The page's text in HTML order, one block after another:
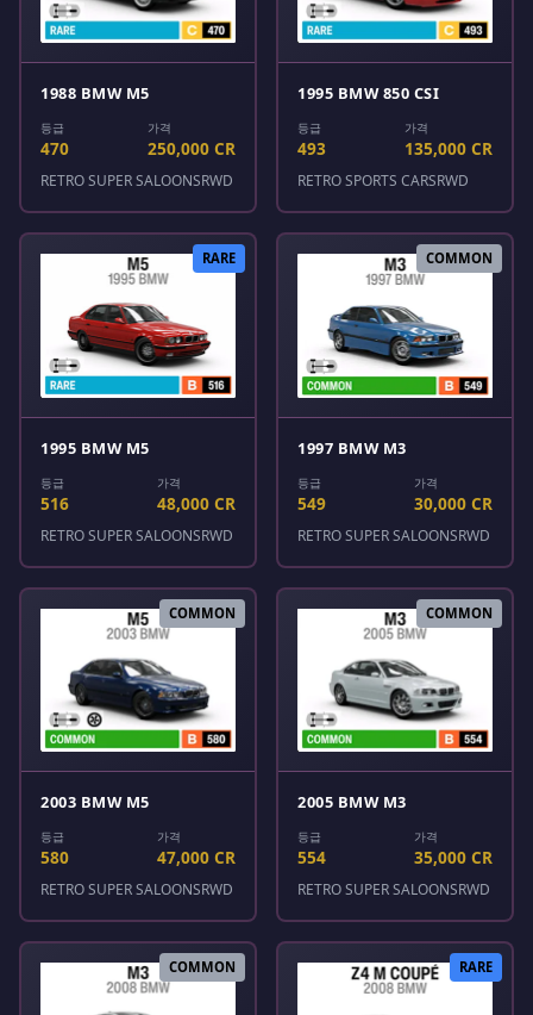
1988 BMW M5
등급
470
가격
250,000 CR
RETRO SUPER SALOONSRWD
1995 BMW 850 CSI
등급
493
가격
135,000 CR
RETRO SPORTS CARSRWD
RARE
1995 BMW M5
등급
516
가격
48,000 CR
RETRO SUPER SALOONSRWD
COMMON
1997 BMW M3
등급
549
가격
30,000 CR
RETRO SUPER SALOONSRWD
COMMON
2003 BMW M5
등급
580
가격
47,000 CR
RETRO SUPER SALOONSRWD
COMMON
2005 BMW M3
등급
554
가격
35,000 CR
RETRO SUPER SALOONSRWD
COMMON RARE